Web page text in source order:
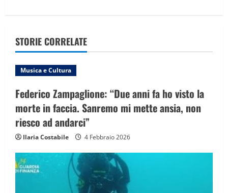
i
g
a
t
i
o
n
STORIE CORRELATE
Musica e Cultura
Federico Zampaglione: “Due anni fa ho visto la
morte in faccia. Sanremo mi mette ansia, non
riesco ad andarci”
Ilaria Costabile 4 Febbraio 2026